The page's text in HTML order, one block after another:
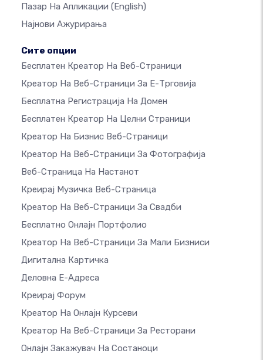
Пазар На Апликации (English)
Најнови Ажурирања
Сите опции
Бесплатен Креатор На Веб-Страници
Креатор На Веб-Страници За Е-Трговија
Бесплатна Регистрација На Домен
Бесплатен Креатор На Целни Страници
Креатор На Бизнис Веб-Страници
Креатор На Веб-Страници За Фотографија
Веб-Страница На Настанот
Креирај Музичка Веб-Страница
Креатор На Веб-Страници За Свадби
Бесплатно Онлајн Портфолио
Креатор На Веб-Страници За Мали Бизниси
Дигитална Картичка
Деловна Е-Адреса
Креирај Форум
Креатор На Онлајн Курсеви
Креатор На Веб-Страници За Ресторани
Онлајн Закажувач На Состаноци